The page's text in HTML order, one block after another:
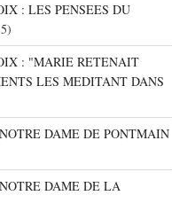
: LES PENSEES DU
: "MARIE RETENAIT
LES MEDITANT DANS
DAME DE PONTMAIN
DAME DE LA